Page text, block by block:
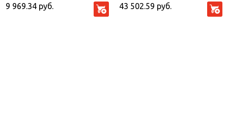
9 969.34 руб. 43 502.59 руб.